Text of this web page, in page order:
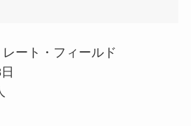
ート・フィールド